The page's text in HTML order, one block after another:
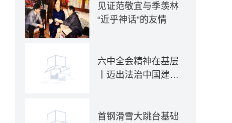
见证范敬宜与季羡林
“近乎神话”的友情
六中全会精神在基层
丨迈出法治中国建设
推动全面依法治国新
首钢滑雪大跳台基础